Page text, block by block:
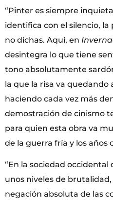
“Pinter es siempre
identifica con el silencio, la
no dichas. Aquí, en
desintegra lo que tiene
tono absolutamente
la que la risa va quedando
haciendo cada vez más
demostración de cinismo
para quien esta obra va
de la guerra fría y los años
“En la sociedad occidental
unos niveles de
negación absoluta de las